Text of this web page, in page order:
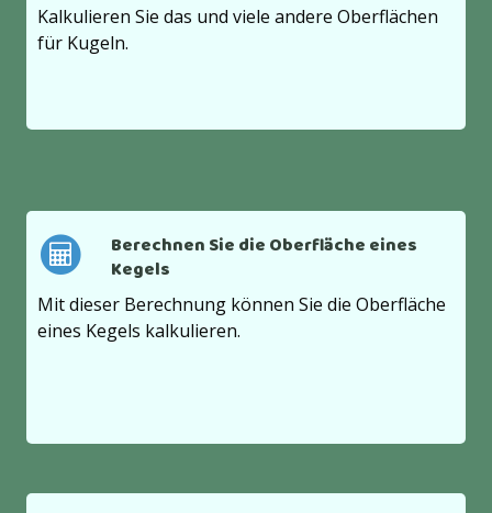
Kalkulieren Sie das und viele andere Oberflächen
für Kugeln.
Berechnen Sie die Oberfläche eines
Kegels
Mit dieser Berechnung können Sie die Oberfläche
eines Kegels kalkulieren.